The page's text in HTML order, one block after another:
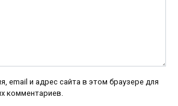
email и адрес сайта в этом браузере для
комментариев.